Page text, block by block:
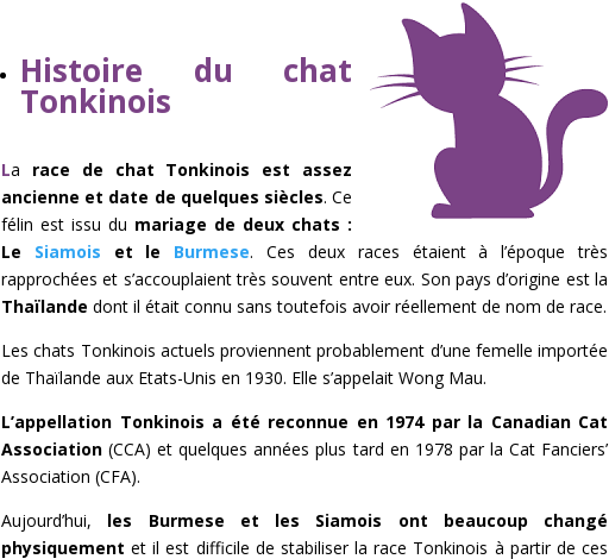
Histoire du chat
Tonkinois
La race de chat Tonkinois est assez
ancienne et date de quelques siècles. Ce
félin est issu du mariage de deux chats :
Le Siamois et le Burmese. Ces deux races étaient à l’époque très
rapprochées et s’accouplaient très souvent entre eux. Son pays d’origine est la
Thaïlande dont il était connu sans toutefois avoir réellement de nom de race.
Les chats Tonkinois actuels proviennent probablement d’une femelle importée
de Thaïlande aux Etats-Unis en 1930. Elle s’appelait Wong Mau.
L’appellation Tonkinois a été reconnue en 1974 par la Canadian Cat
Association (CCA) et quelques années plus tard en 1978 par la Cat Fanciers’
Association (CFA).
Aujourd’hui, les Burmese et les Siamois ont beaucoup changé
physiquement et il est difficile de stabiliser la race Tonkinois à partir de ces